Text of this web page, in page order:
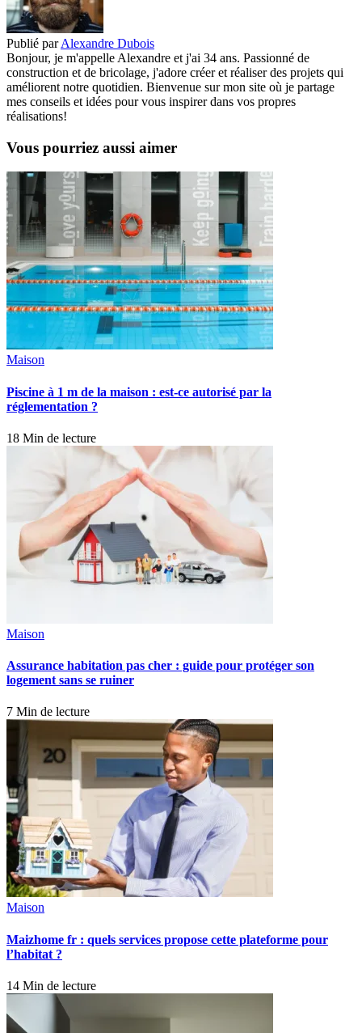
Publié par Alexandre Dubois
Bonjour, je m'appelle Alexandre et j'ai 34 ans. Passionné de
construction et de bricolage, j'adore créer et réaliser des projets qui
améliorent notre quotidien. Bienvenue sur mon site où je partage
mes conseils et idées pour vous inspirer dans vos propres
réalisations!
Vous pourriez aussi aimer
Maison
Piscine à 1 m de la maison : est-ce autorisé par la
réglementation ?
18 Min de lecture
Maison
Assurance habitation pas cher : guide pour protéger son
logement sans se ruiner
7 Min de lecture
Maison
Maizhome fr : quels services propose cette plateforme pour
l’habitat ?
14 Min de lecture